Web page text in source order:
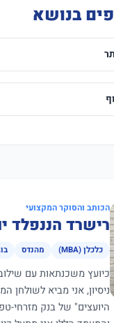
בנושא
הכותב והסוקר המקצועי
רישרד הננפלד
כלכלן (MBA) מהנדס
ניסיון, אני מביא לשולחן
היועצים" של בנק מזרחי-